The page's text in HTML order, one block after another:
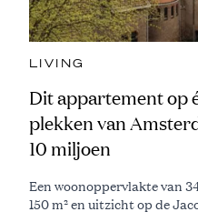
LIVING
Dit appartement op
plekken van
10 miljoen
Een woonoppervlakte van
150 m² en uitzicht op de